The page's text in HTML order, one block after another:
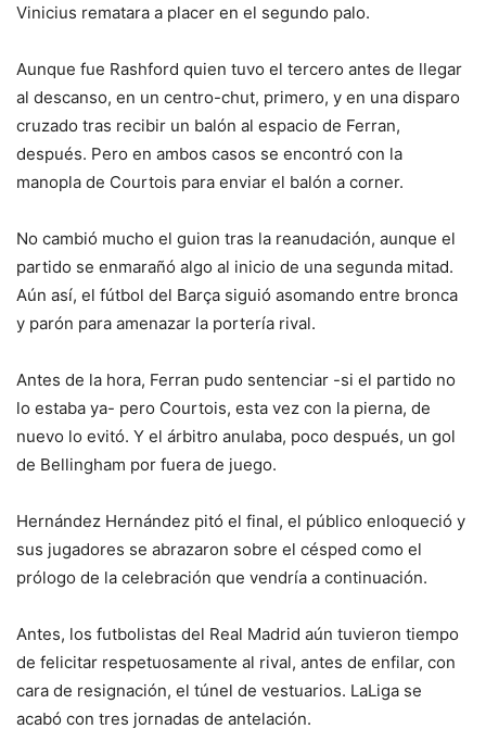
Vinicius rematara a placer en el segundo palo.
Aunque fue Rashford quien tuvo el tercero antes de llegar
al descanso, en un centro-chut, primero, y en una disparo
cruzado tras recibir un balón al espacio de Ferran,
después. Pero en ambos casos se encontró con la
manopla de Courtois para enviar el balón a corner.
No cambió mucho el guion tras la reanudación, aunque el
partido se enmarañó algo al inicio de una segunda mitad.
Aún así, el fútbol del Barça siguió asomando entre bronca
y parón para amenazar la portería rival.
Antes de la hora, Ferran pudo sentenciar -si el partido no
lo estaba ya- pero Courtois, esta vez con la pierna, de
nuevo lo evitó. Y el árbitro anulaba, poco después, un gol
de Bellingham por fuera de juego.
Hernández Hernández pitó el final, el público enloqueció y
sus jugadores se abrazaron sobre el césped como el
prólogo de la celebración que vendría a continuación.
Antes, los futbolistas del Real Madrid aún tuvieron tiempo
de felicitar respetuosamente al rival, antes de enfilar, con
cara de resignación, el túnel de vestuarios. LaLiga se
acabó con tres jornadas de antelación.